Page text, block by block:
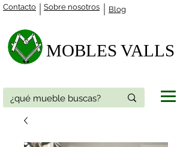
Contacto Blog
Sobre nosotros
MOBLES VALLS​